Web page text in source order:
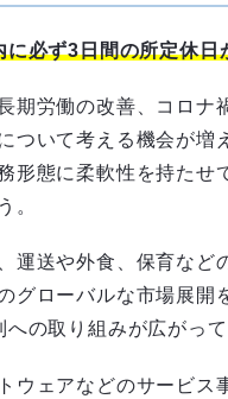
に必ず3日間の所定休日
期労働の改善、コロ
ついて考える機会が増
形態に柔軟性を持た
。
運送や外食、保育な
グローバルな市場展
の取り組みが広がって
ウェアなどのサービ